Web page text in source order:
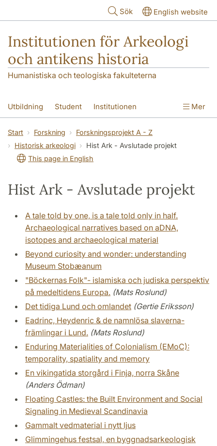
Sök English website
Institutionen för Arkeologi
och antikens historia
Humanistiska och teologiska fakulteterna
Utbildning Student Institutionen
Forskning Kontakt
Mer
Start Forskning
Forskningsprojekt A - Z
Historisk arkeologi
Hist Ark - Avslutade projekt
This page in English
Hist Ark - Avslutade projekt
A tale told by one, is a tale told only in half.
Archaeological narratives based on aDNA,
isotopes and archaeological material
Beyond curiosity and wonder: understanding
Museum Stobæanum
"Böckernas Folk"- islamiska och judiska perspektiv
på medeltidens Europa. (Mats Roslund)
Det tidiga Lund och omlandet (Gertie Eriksson)
Eadrinc, Heydenric & de namnlösa slaverna-
främlingar i Lund. (Mats Roslund)
Enduring Materialities of Colonialism (EMoC):
temporality, spatiality and memory
En vikingatida storgård i Finja, norra Skåne
(Anders Ödman)
Floating Castles: the Built Environment and Social
Signaling in Medieval Scandinavia
Gammalt vedmaterial i nytt ljus
Glimmingehus festsal, en byggnadsarkeologisk